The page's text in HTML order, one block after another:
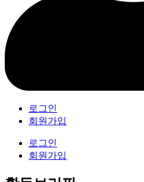
로그인
회원가입
로그인
회원가입